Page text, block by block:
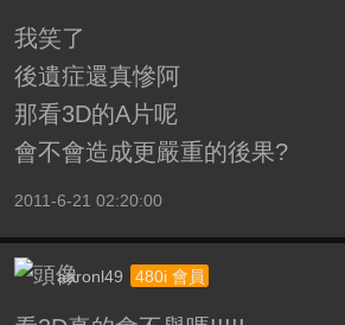
我笑了
後遺症還真慘阿
那看3D的A片呢
會不會造成更嚴重的後果?
2011-6-21 02:20:00
aaronl49 480i 會員